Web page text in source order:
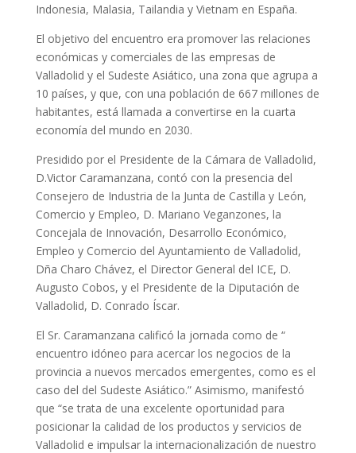
Indonesia, Malasia, Tailandia y Vietnam en España.
El objetivo del encuentro era promover las relaciones
económicas y comerciales de las empresas de
Valladolid y el Sudeste Asiático, una zona que agrupa a
10 países, y que, con una población de 667 millones de
habitantes, está llamada a convertirse en la cuarta
economía del mundo en 2030.
Presidido por el Presidente de la Cámara de Valladolid,
D.Victor Caramanzana, contó con la presencia del
Consejero de Industria de la Junta de Castilla y León,
Comercio y Empleo, D. Mariano Veganzones, la
Concejala de Innovación, Desarrollo Económico,
Empleo y Comercio del Ayuntamiento de Valladolid,
Dña Charo Chávez, el Director General del ICE, D.
Augusto Cobos, y el Presidente de la Diputación de
Valladolid, D. Conrado Íscar.
El Sr. Caramanzana calificó la jornada como de “
encuentro idóneo para acercar los negocios de la
provincia a nuevos mercados emergentes, como es el
caso del del Sudeste Asiático.” Asimismo, manifestó
que “se trata de una excelente oportunidad para
posicionar la calidad de los productos y servicios de
Valladolid e impulsar la internacionalización de nuestro